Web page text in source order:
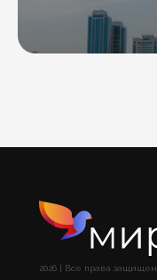
2026 | Все права